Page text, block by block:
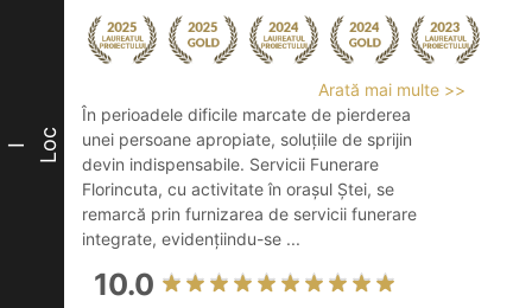
I Loc
Arată mai multe >>
În perioadele dificile marcate de pierderea
unei persoane apropiate, soluțiile de sprijin
devin indispensabile. Servicii Funerare
Florincuta, cu activitate în orașul Ștei, se
remarcă prin furnizarea de servicii funerare
integrate, evidențiindu-se ...
10.0